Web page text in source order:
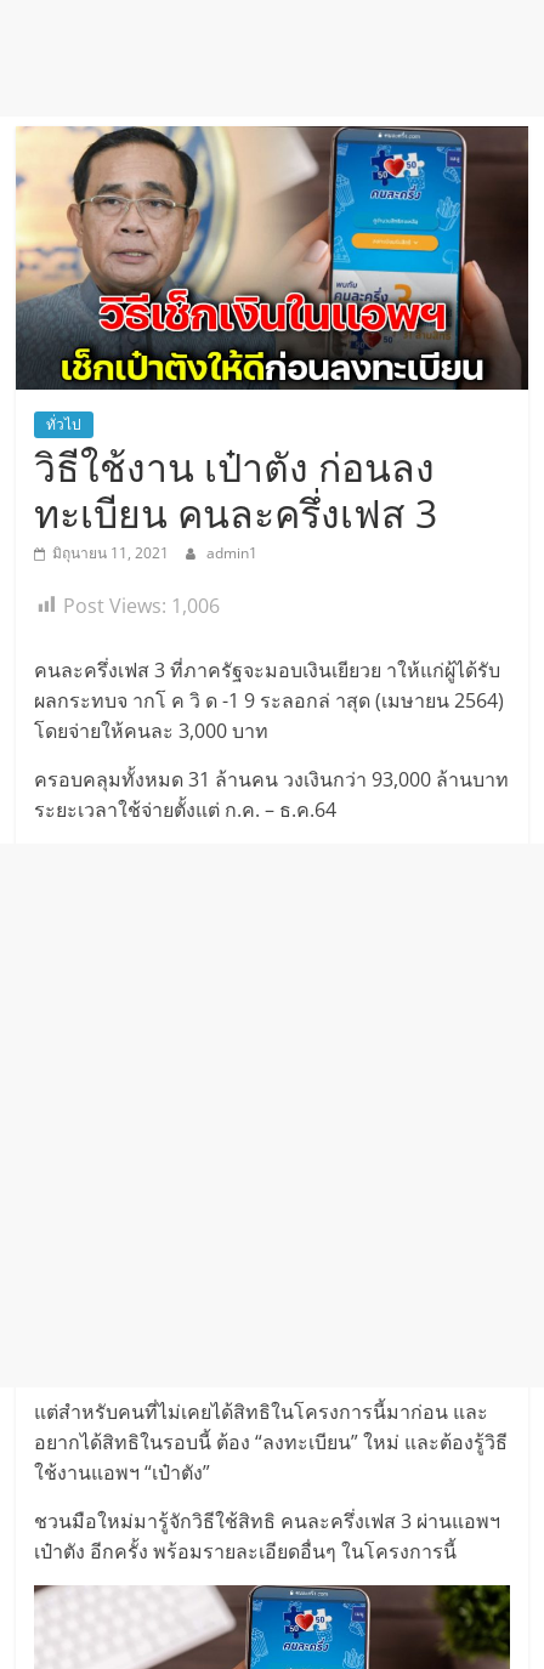
ทั่วไป
วิธีใช้งาน เป๋าตัง ก่อนลง
ทะเบียน คนละครึ่งเฟส 3
มิถุนายน 11, 2021 admin1
Post Views: 1,006
คนละครึ่งเฟส 3 ที่ภาครัฐจะมอบเงินเยียวย าให้แก่ผู้ได้รับ
ผลกระทบจ ากโ ค วิ ด -1 9 ระลอกล่ าสุด (เมษายน 2564)
โดยจ่ายให้คนละ 3,000 บาท
ครอบคลุมทั้งหมด 31 ล้านคน วงเงินกว่า 93,000 ล้านบาท
ระยะเวลาใช้จ่ายตั้งแต่ ก.ค. – ธ.ค.64
แต่สำหรับคนที่ไม่เคยได้สิทธิในโครงการนี้มาก่อน และ
อยากได้สิทธิในรอบนี้ ต้อง “ลงทะเบียน” ใหม่ และต้องรู้วิธี
ใช้งานแอพฯ “เป๋าตัง”
ชวนมือใหม่มารู้จักวิธีใช้สิทธิ คนละครึ่งเฟส 3 ผ่านแอพฯ
เป๋าตัง อีกครั้ง พร้อมรายละเอียดอื่นๆ ในโครงการนี้